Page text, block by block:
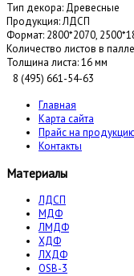
Тип декора: Древесные
Продукция:ЛДСП
Формат: 2800*2070,
Количество листов в
Толщина листа:16 мм
8 (495) 661-54-63
Главная
Карта сайта
Прайс на
Контакты
Материалы
ЛДСП
МДФ
ЛМДФ
ХДФ
ЛХДФ
OSB-3